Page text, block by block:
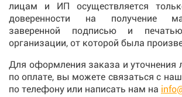
лицам и ИП осуществляется
доверенности на получение
заверенной подписью и
организации, от которой была
Для оформления заказа и уточнения
по оплате, вы можете связаться с
по телефону или написать нам на